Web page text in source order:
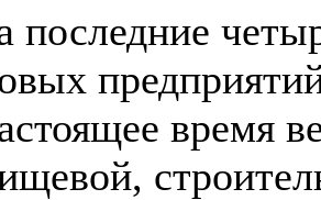
последние
время